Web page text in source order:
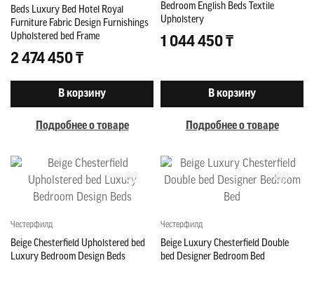
Beds Luxury Bed Hotel Royal
Furniture Fabric Design Furnishings
Upholstered bed Frame
2 474 450 ₸
В корзину
Подробнее о товаре
Bedroom English Beds Textile
Upholstery
1 044 450 ₸
В корзину
Подробнее о товаре
Честерфилд
Beige Chesterfield Upholstered bed
Luxury Bedroom Design Beds
Честерфилд
Beige Luxury Chesterfield Double
bed Designer Bedroom Bed